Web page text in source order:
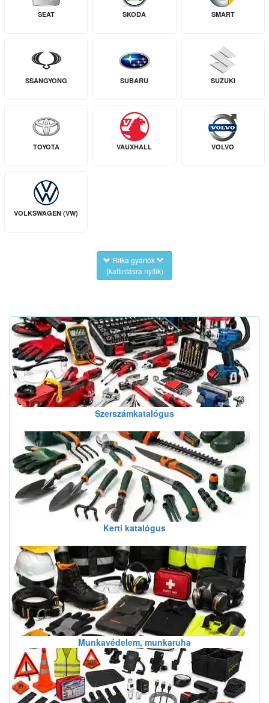
SEAT SKODA SMART
SSANGYONG SUBARU SUZUKI
TOYOTA VAUXHALL VOLVO
VOLKSWAGEN (VW)
Ritka gyártók
(kattintásra nyílik)
Szerszámkatalógus
Kerti katalógus
Munkavédelem, munkaruha